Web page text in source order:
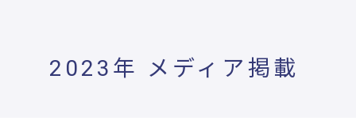
2023年 メディア掲載